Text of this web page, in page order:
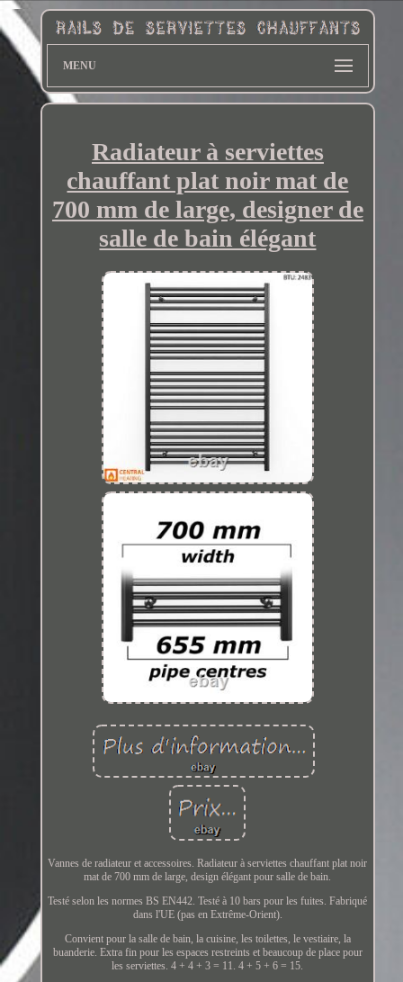
MENU
Radiateur à serviettes
chauffant plat noir mat de
700 mm de large, designer de
salle de bain élégant
Vannes de radiateur et accessoires. Radiateur à serviettes chauffant plat noir
mat de 700 mm de large, design élégant pour salle de bain.
Testé selon les normes BS EN442. Testé à 10 bars pour les fuites. Fabriqué
dans l'UE (pas en Extrême-Orient).
Convient pour la salle de bain, la cuisine, les toilettes, le vestiaire, la
buanderie. Extra fin pour les espaces restreints et beaucoup de place pour
les serviettes. 4 + 4 + 3 = 11. 4 + 5 + 6 = 15.